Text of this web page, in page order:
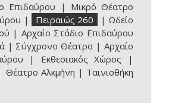
Επιδαύρου | Μικρό Θέατρο
| Πειραιώς 260 | Ωδείο
| Αρχαίο Στάδιο Επιδαύρου
| Σύγχρονο Θέατρο |Αρχαίο
| Εκθεσιακός Χώρος |
Θέατρο Αλκμήνη | Ταινιοθήκη